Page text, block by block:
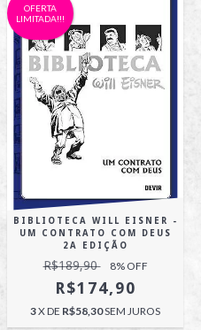
OFERTA
LIMITADA!!!
BIBLIOTECA WILL EISNER -
UM CONTRATO COM DEUS
2A EDIÇÃO
R$189,90 8% OFF
R$174,90
3X DE R$58,30SEM JUROS